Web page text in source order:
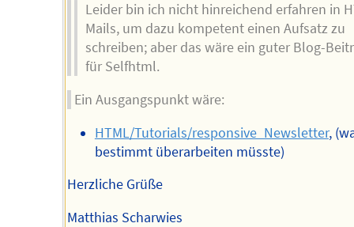
Leider bin ich nicht hinreichend erfahren in
Mails, um dazu kompetent einen Aufsatz zu
schreiben; aber das wäre ein guter Blog-
für Selfhtml.
Ein Ausgangspunkt wäre:
HTML/Tutorials/responsive_Newsletter,
bestimmt überarbeiten müsste)
Herzliche Grüße
Matthias Scharwies